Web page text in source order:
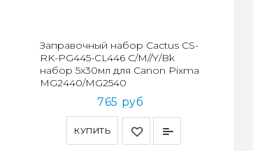
КУПИТЬ
Заправочный набор Cactus CS-
RK-PG445-CL446 C/M//Y/Bk
набор 5x30мл для Canon Pixma
MG2440/MG2540
765 руб